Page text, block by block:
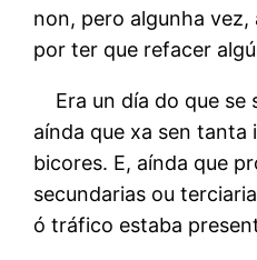
non, pero algunha
por ter que refacer
Era un día do que
aínda que xa sen tanta
bicores. E, aínda que
secundarias ou
ó tráfico estaba